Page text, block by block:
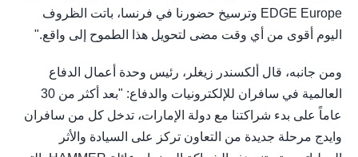
EDGE Europe وترسيخ حضورنا في فرنسا، باتت الظروف
اليوم أقوى من أي وقت مضى لتحويل هذا الطموح إلى واقع."
ومن جانبه، قال ألكسندر زيغلر، رئيس وحدة أعمال الدفاع
العالمية في سافران للإلكترونيات والدفاع: "بعد أكثر من 30
عاماً على بدء شراكتنا مع دولة الإمارات، تدخل كل من سافران
وايدج مرحلة جديدة من التعاون تركز على السيادة والأثر